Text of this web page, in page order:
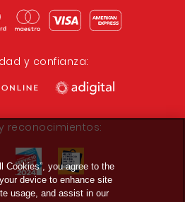
y confianza:
reconocimientos:
Cookies”, you agree to the
device to enhance site
usage, and assist in our